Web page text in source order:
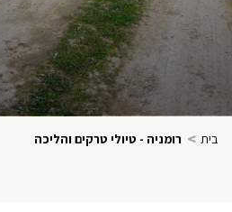
בית > רומניה - טיולי טרקים והליכה